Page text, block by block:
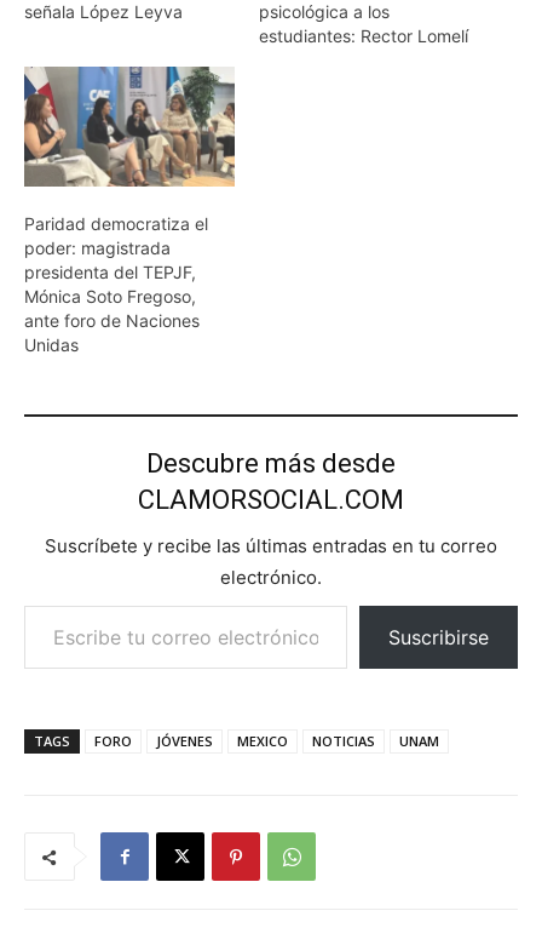
señala López Leyva
psicológica a los
estudiantes: Rector Lomelí
Paridad democratiza el
poder: magistrada
presidenta del TEPJF,
Mónica Soto Fregoso,
ante foro de Naciones
Unidas
Descubre más desde
CLAMORSOCIAL.COM
Suscríbete y recibe las últimas entradas en tu correo
electrónico.
Escribe tu correo electrónico…
Suscribirse
TAGS FORO JÓVENES MEXICO NOTICIAS UNAM